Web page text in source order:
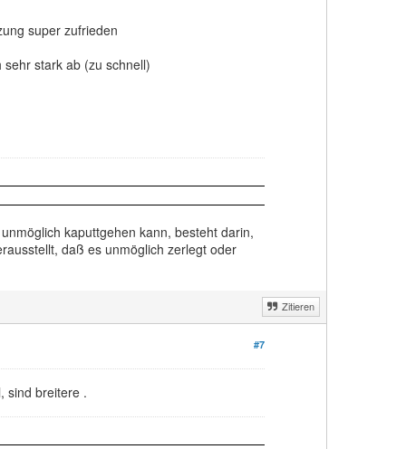
super zufrieden
stark ab (zu schnell)
kaputtgehen kann, besteht darin,
daß es unmöglich zerlegt oder
Zitieren
#7
sind breitere .